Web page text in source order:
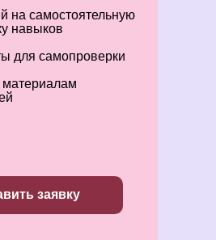
заявку
на самостоятельную
навыков
для самопроверки
материалам